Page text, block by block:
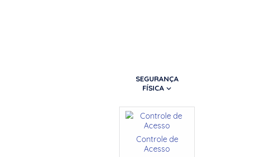
SEGURANÇA
FÍSICA
Controle de
Acesso